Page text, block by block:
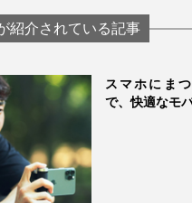
ン！「マ
ンド」
ンタン設置できる
「MagSafe対応ホー
器」｜MaGdget
紹介されている記事
スマホにま
で、快適なモ